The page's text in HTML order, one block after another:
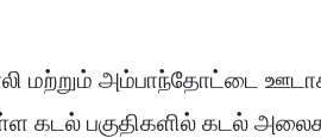
மற்றும் அம்பாந்தோட்டை
கடல் பகுதிகளில் கடல்